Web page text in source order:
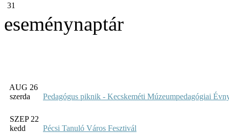
31
eseménynaptár
AUG 26
szerda
Pedagógus piknik - Kecskeméti Múzeumpedagógiai
SZEP 22
kedd
Pécsi Tanuló Város Fesztivál